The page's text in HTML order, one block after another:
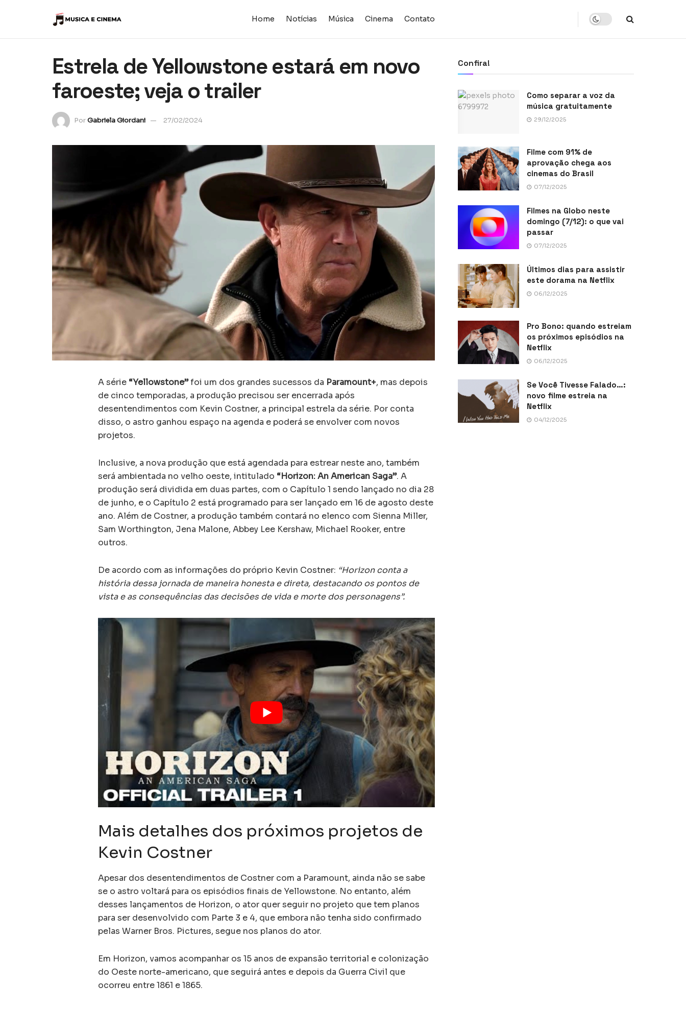
Home Notícias Música Cinema Contato
Estrela de Yellowstone estará em novo
faroeste; veja o trailer
PorGabriela Giordani 27/02/2024
A série “Yellowstone”foi um dos grandes sucessos da Paramount+, mas depois
de cinco temporadas, a produção precisou ser encerrada após
desentendimentos com Kevin Costner, a principal estrela da série. Por conta
disso, o astro ganhou espaço na agenda e poderá se envolver com novos
projetos.
Inclusive, a nova produção que está agendada para estrear neste ano, também
será ambientada no velho oeste, intitulado “Horizon: An American Saga”. A
produção será dividida em duas partes, com o Capítulo 1 sendo lançado no dia 28
de junho, e o Capítulo 2 está programado para ser lançado em 16 de agosto deste
ano. Além de Costner, a produção também contará no elenco com Sienna Miller,
Sam Worthington, Jena Malone, Abbey Lee Kershaw, Michael Rooker, entre
outros.
De acordo com as informações do próprio Kevin Costner: “Horizon conta a
história dessa jornada de maneira honesta e direta, destacando os pontos de
vista e as consequências das decisões de vida e morte dos personagens”.
Mais detalhes dos próximos projetos de
Kevin Costner
Apesar dos desentendimentos de Costner com a Paramount, ainda não se sabe
se o astro voltará para os episódios finais de Yellowstone. No entanto, além
desses lançamentos de Horizon, o ator quer seguir no projeto que tem planos
para ser desenvolvido com Parte 3 e 4, que embora não tenha sido confirmado
pelas Warner Bros. Pictures, segue nos planos do ator.
Em Horizon, vamos acompanhar os 15 anos de expansão territorial e colonização
do Oeste norte-americano, que seguirá antes e depois da Guerra Civil que
ocorreu entre 1861 e 1865.
Confira!
Como separar a voz da
música gratuitamente
29/12/2025
Filme com 91% de
aprovação chega aos
cinemas do Brasil
07/12/2025
Filmes na Globo neste
domingo (7/12): o que vai
passar
07/12/2025
Últimos dias para assistir
este dorama na Netflix
06/12/2025
Pro Bono: quando estreiam
os próximos episódios na
Netflix
06/12/2025
Se Você Tivesse Falado…:
novo filme estreia na
Netflix
04/12/2025